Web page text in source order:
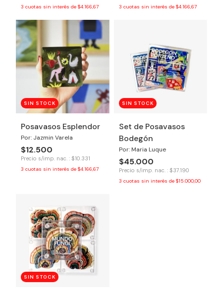
3 cuotas sin interés de $4.166,67 3 cuotas sin interés de $4.166,67
SIN STOCK
Posavasos Esplendor
Por: Jazmin Varela
$12.500
Precio s/imp. nac. : $10.331
3 cuotas sin interés de $4.166,67
SIN STOCK
Set de Posavasos
Bodegón
Por: Maria Luque
$45.000
Precio s/imp. nac. : $37.190
3 cuotas sin interés de $15.000,00
SIN STOCK